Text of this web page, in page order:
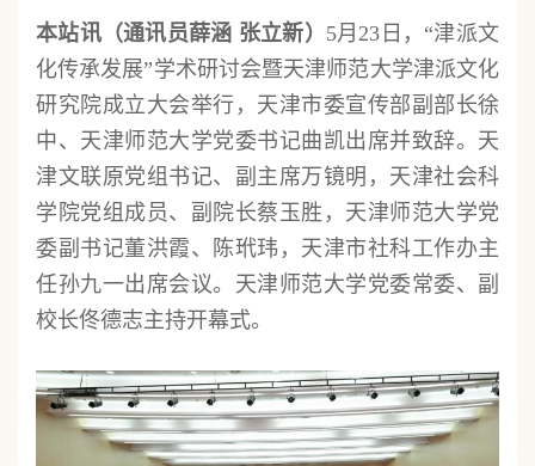
本站讯（通讯员薛涵 张立新） 5月23日，“津派文
化传承发展”学术研讨会暨天津师范大学津派文化
研究院成立大会举行，天津市委宣传部副部长徐
中、天津师范大学党委书记曲凯出席并致辞。天
津文联原党组书记、副主席万镜明，天津社会科
学院党组成员、副院长蔡玉胜，天津师范大学党
委副书记董洪霞、陈玳玮，天津市社科工作办主
任孙九一出席会议。天津师范大学党委常委、副
校长佟德志主持开幕式。